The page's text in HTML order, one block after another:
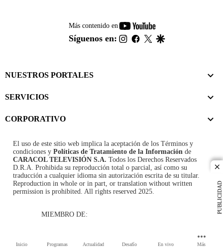
Inicio Programas Actualidad Desafío En vivo Más
PUBLICIDAD
Más contenido en
youtube-
footer
Síguenos en: instagram
facebook
twitter
NUESTROS PORTALES
SERVICIOS
CORPORATIVO
El uso de este sitio web implica la aceptación de los Términos y
condiciones y Políticas de Tratamiento de la Información de
CARACOL TELEVISIÓN S.A. Todos los Derechos Reservados
D.R.A. Prohibida su reproducción total o parcial, así como su
traducción a cualquier idioma sin autorización escrita de su titular.
Reproduction in whole or in part, or translation without written
permission is prohibited. All rights reserved 2025.
MIEMBRO DE: